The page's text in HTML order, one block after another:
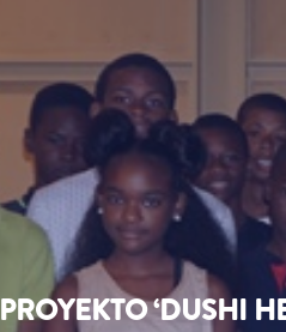
PROYEKTO ‘DUSHI